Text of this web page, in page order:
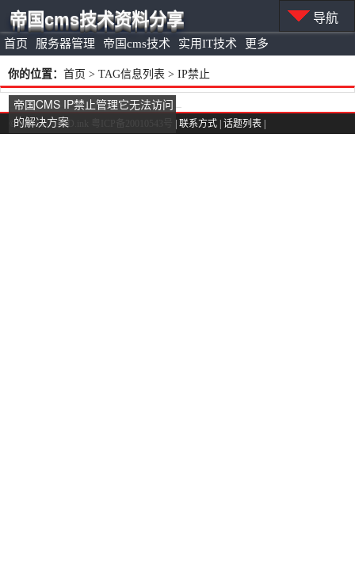
首页 服务器管理 帝国cms技术 实用IT技术 更多
帝国cms技术资料分享 导航
你的位置： 首页 > TAG信息列表 > IP禁止
帝国CMS IP禁止管理它无法访问
的解决方案
© 2014-2023 5D.ink 联系方式 话题列表